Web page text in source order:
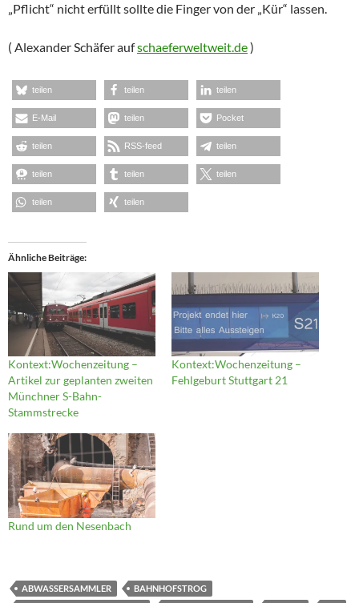
„Pflicht“ nicht erfüllt sollte die Finger von der „Kür“ lassen.
( Alexander Schäfer aufschaeferweltweit.de)
teilen teilen teilen
E-Mail teilen Pocket
teilen RSS-feed teilen
teilen teilen teilen
teilen teilen
Ähnliche Beiträge
Kontext:Wochenzeitung –
Artikel zur geplanten zweiten
Münchner S-Bahn-
Stammstrecke
Kontext:Wochenzeitung –
Fehlgeburt Stuttgart 21
Rund um den Nesenbach
ABWASSERSAMMLER
BAHNHOFSTROG